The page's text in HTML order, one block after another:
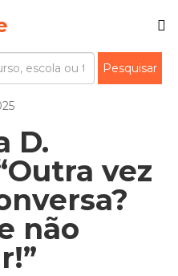
D.
vez
não